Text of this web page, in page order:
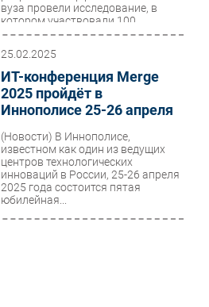
вуза провели исследование, в
котором участвовали 100
представителей игровых студий...
25.02.2025
ИТ-конференция Merge
2025 пройдёт в
Иннополисе 25-26 апреля
(Новости) В Иннополисе,
известном как один из ведущих
центров технологических
инноваций в России, 25-26 апреля
2025 года состоится пятая
юбилейная...